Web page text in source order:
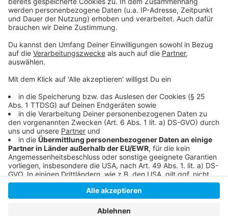
Alle Termine bei der Galopprennbahn im Überblick
Es gab auch einen "Fortuna-Renntag" auf dem
Hier gibt es Tickets
Anzeige
Anzeige